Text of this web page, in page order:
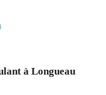
à Longueau